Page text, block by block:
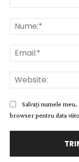
Salvați numele
browser pentru data